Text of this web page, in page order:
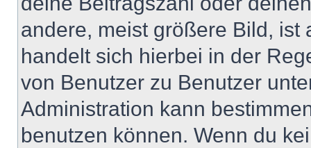
andere, meist größere Bild, ist
handelt sich hierbei in der
von Benutzer zu Benutzer
Administration kann
benutzen können. Wenn du